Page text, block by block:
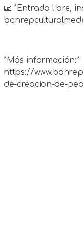
📧 *Entrada libre,
*Más información:*
https://
de-creacion-de-